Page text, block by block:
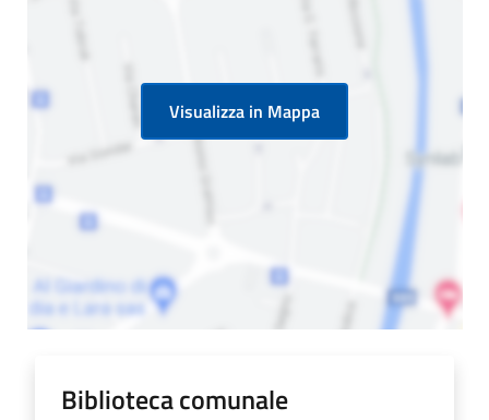
Visualizza in Mappa
Biblioteca comunale